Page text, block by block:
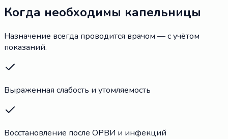
Когда необходимы капельницы
Назначение всегда проводится врачом — с учётом
показаний.
Выраженная слабость и утомляемость
Восстановление после ОРВИ и инфекций